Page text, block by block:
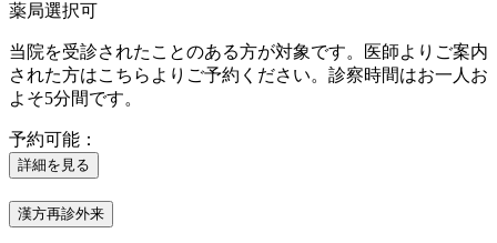
薬局選択可
当院を受診されたことのある方が対象です。医師よりご案内
された方はこちらよりご予約ください。診察時間はお一人お
よそ5分間です。
予約可能：
詳細を見る
漢方再診外来